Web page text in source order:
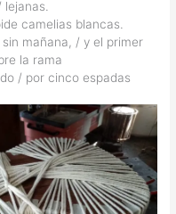
camelias blancas.
mañana, / y el primer
la rama
/ por cinco espadas